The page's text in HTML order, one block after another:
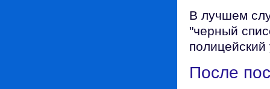
В лучшем
"черный
После